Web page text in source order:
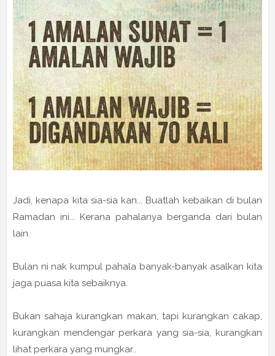
Jadi, kenapa kita sia-sia kan... Buatlah kebaikan di bulan
Ramadan ini... Kerana pahalanya berganda dari bulan
lain.
Bulan ni nak kumpul pahala banyak-banyak asalkan kita
jaga puasa kita sebaiknya.
Bukan sahaja kurangkan makan, tapi kurangkan cakap,
kurangkan mendengar perkara yang sia-sia, kurangkan
lihat perkara yang mungkar..